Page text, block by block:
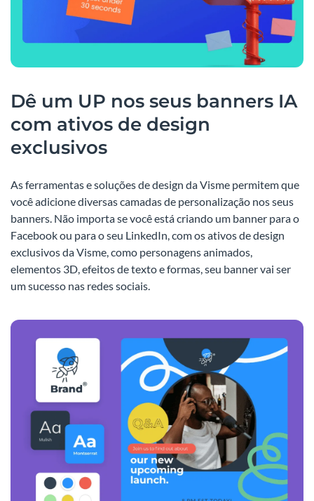
Dê um UP nos seus banners IA
com ativos de design
exclusivos
As ferramentas e soluções de design da Visme permitem que
você adicione diversas camadas de personalização nos seus
banners. Não importa se você está criando um banner para o
Facebook ou para o seu LinkedIn, com os ativos de design
exclusivos da Visme, como personagens animados,
elementos 3D, efeitos de texto e formas, seu banner vai ser
um sucesso nas redes sociais.